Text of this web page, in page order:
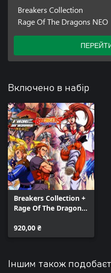
Breakers Collection
Rage Of The Dragons NEO
Включено в набір
Breakers Collection +
Rage Of The Dragons
920,00 ₴
Іншим також